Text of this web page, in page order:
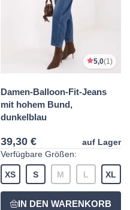
5,0(1)
Damen-Balloon-Fit-Jeans
mit hohem Bund,
dunkelblau
39,30 €
auf Lager
Verfügbare Größen:
XS S M L XL